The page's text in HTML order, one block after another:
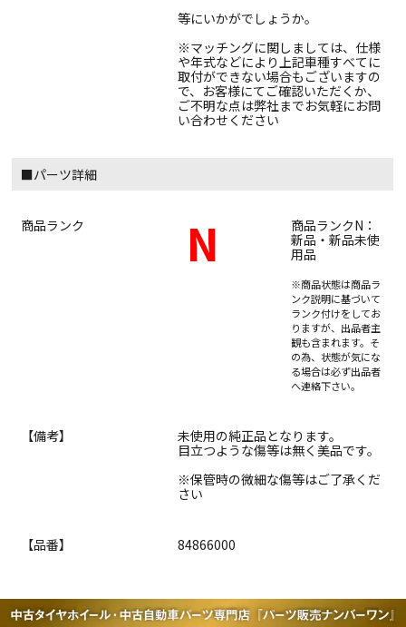
等にいかがでしょうか。
※マッチングに関しましては、仕様
や年式などにより上記車種すべてに
取付ができない場合もございますの
で、お客様にてご確認いただくか、
ご不明な点は弊社までお気軽にお問
い合わせください
■パーツ詳細
商品ランク N
商品ランクN：
新品・新品未使
用品
※商品状態は商品ラ
ンク説明に基づいて
ランク付けをしてお
りますが、出品者主
観も含まれます。そ
の為、状態が気にな
る場合は必ず出品者
へ連絡下さい。
【備考】
未使用の純正品となります。
目立つような傷等は無く美品です。
※保管時の微細な傷等はご了承くだ
さい
【品番】 84866000